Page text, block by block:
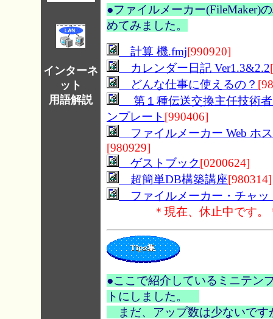
インターネ
ット
用語解説
●ファイルメーカー(FileMaker)
めてみました。
計算 機.fmj[990920]
カレンダー日記 Ver1.3&2.2
どんな仕事に使えるの？
第１種伝送交換主任技術
ンプレート [990406]
ファイルメーカー Web ホ
[980929]
ゲストブック[0200624]
超簡単DB構築講座[980314]
ファイルメーカー・チャッ
＊現在、休止中です。
●ここで紹介しているミニテン
トにしました。
まだ、アップ数は少ないです